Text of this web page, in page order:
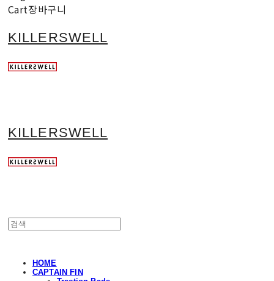
Cart장바구니
KILLERSWELL
KILLERSWELL
HOME
CAPTAIN FIN